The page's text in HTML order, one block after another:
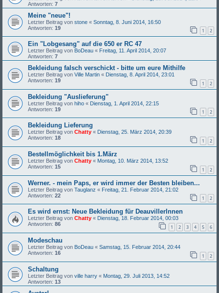
Antworten: 7
Meine "neue"!
Letzter Beitrag von stone « Sonntag, 8. Juni 2014, 16:50
Antworten: 19 1 2
Ein "Lobgesang" auf die 650 er RC 47
Letzter Beitrag von BoDeau « Freitag, 11. April 2014, 20:07
Antworten: 7
Bekleidung falsch verschickt - bitte um eure Mithilfe
Letzter Beitrag von Ville Martin « Dienstag, 8. April 2014, 23:01
Antworten: 19 1 2
Bekleidung "Auslieferung"
Letzter Beitrag von hiho « Dienstag, 1. April 2014, 22:15
Antworten: 19 1 2
Bekleidung Lieferung
Letzter Beitrag von Chatty « Dienstag, 25. März 2014, 20:39
Antworten: 18 1 2
Bestellmöglichkeit bis 1.März
Letzter Beitrag von Chatty « Montag, 10. März 2014, 13:52
Antworten: 15 1 2
Werner. - mein Paps, er wird immer der Besten bleiben...
Letzter Beitrag von Tauglanz « Freitag, 21. Februar 2014, 21:02
Antworten: 22 1 2
Es wird ernst: Neue Bekleidung für DeauvillerInnen
Letzter Beitrag von Chatty « Dienstag, 18. Februar 2014, 00:03
Antworten: 86 1 2 3 4 5 6
Modeschau
Letzter Beitrag von BoDeau « Samstag, 15. Februar 2014, 20:44
Antworten: 16 1 2
Schaltung
Letzter Beitrag von ville harry « Montag, 29. Juli 2013, 14:52
Antworten: 13